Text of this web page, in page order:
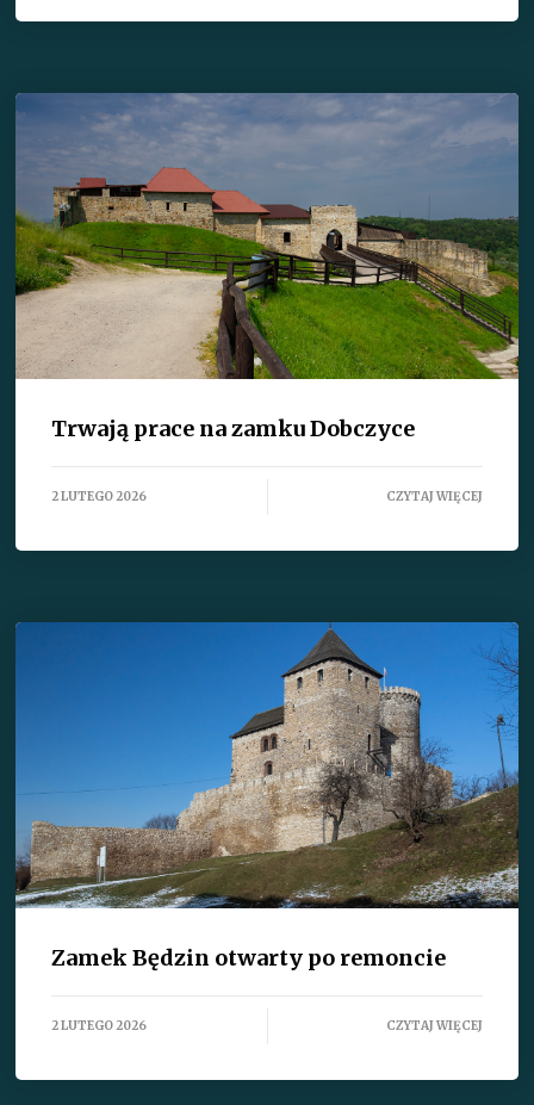
Trwają prace na zamku Dobczyce
2 LUTEGO 2026 CZYTAJ WIĘCEJ
Zamek Będzin otwarty po remoncie
2 LUTEGO 2026 CZYTAJ WIĘCEJ